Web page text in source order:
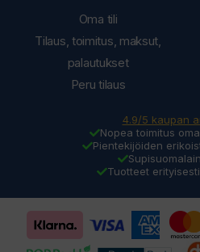
Oma tili
Tilaus, toimitus, maksut,
palautukset
Peru tilaus
4.9/5 kaupan
Nopea toimitus
Pientekijöiden
Tuotteet